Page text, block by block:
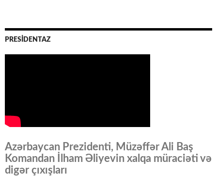
PRESİDENTAZ
Azərbaycan Prezidenti, Müzəffər Ali Baş
Komandan İlham Əliyevin xalqa müraciəti və
digər çıxışları